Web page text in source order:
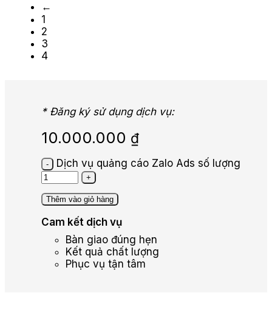
←
1
2
3
4
* Đăng ký sử dụng dịch vụ:
10.000.000 ₫
Dịch vụ quảng cáo Zalo Ads số lượng
Thêm vào giỏ hàng
Cam kết dịch vụ
Bàn giao đúng hẹn
Kết quả chất lượng
Phục vụ tận tâm